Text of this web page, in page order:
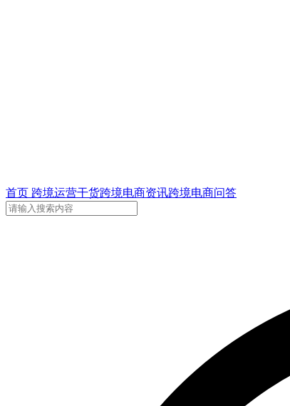
首页 跨境运营干货跨境电商资讯跨境电商问答